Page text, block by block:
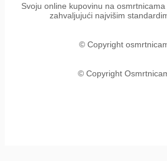
Svoju online kupovinu na
zahvaljujući najvišim
© Copyright
© Copyright